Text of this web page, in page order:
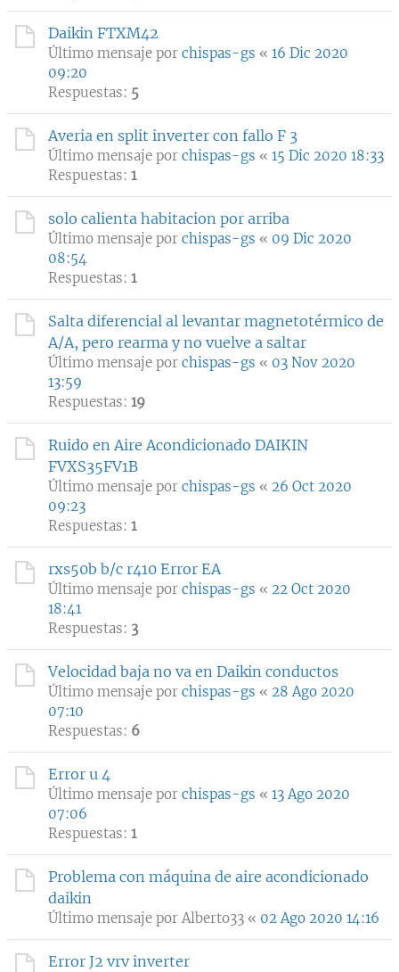
Daikin FTXM42
Último mensaje por chispas-gs « 16 Dic 2020
09:20
Respuestas: 5
Averia en split inverter con fallo F 3
Último mensaje por chispas-gs « 15 Dic 2020 18:33
Respuestas: 1
solo calienta habitacion por arriba
Último mensaje por chispas-gs « 09 Dic 2020
08:54
Respuestas: 1
Salta diferencial al levantar magnetotérmico de
A/A, pero rearma y no vuelve a saltar
Último mensaje por chispas-gs « 03 Nov 2020
13:59
Respuestas: 19
Ruido en Aire Acondicionado DAIKIN
FVXS35FV1B
Último mensaje por chispas-gs « 26 Oct 2020
09:23
Respuestas: 1
rxs50b b/c r410 Error EA
Último mensaje por chispas-gs « 22 Oct 2020
18:41
Respuestas: 3
Velocidad baja no va en Daikin conductos
Último mensaje por chispas-gs « 28 Ago 2020
07:10
Respuestas: 6
Error u 4
Último mensaje por chispas-gs « 13 Ago 2020
07:06
Respuestas: 1
Problema con máquina de aire acondicionado
daikin
Último mensaje por Alberto33 « 02 Ago 2020 14:16
Error J2 vrv inverter